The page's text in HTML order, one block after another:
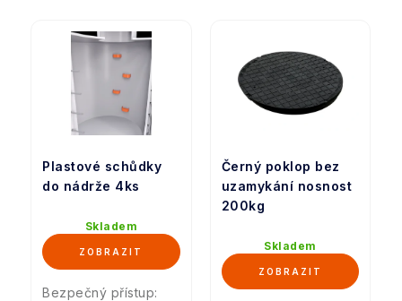
Plastové schůdky
do nádrže 4ks
Skladem
Bezpečný přístup:
Černý poklop bez
uzamykání nosnost
200kg
Skladem